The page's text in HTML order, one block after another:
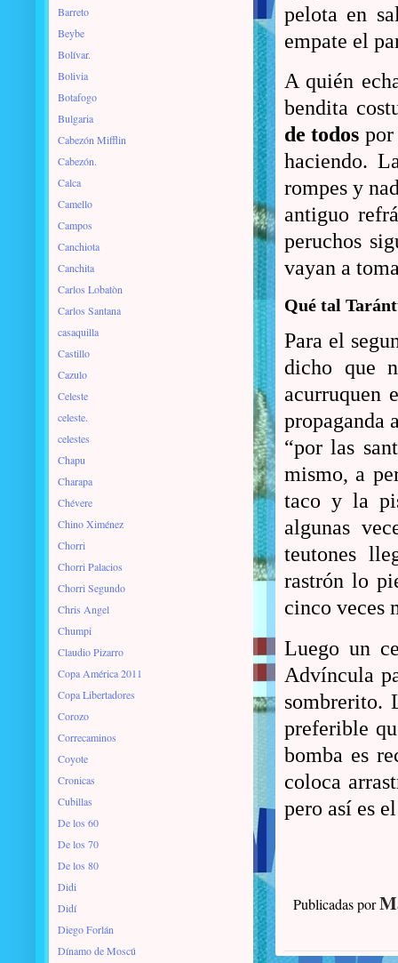
pelota en
empate el
A quién
bendita
de todos por
haciendo.
rompes y
antiguo
peruchos
vayan a
Qué tal
Para el
dicho que
acurruquen
propaganda
“por las
mismo, a
taco y la
algunas
teutones
rastrón lo
cinco veces
Luego un
Advíncula
sombrerito.
preferible
bomba es
coloca
pero así es
Publicadas por
Barreto
Beybe
Bolívar.
Bolivia
Botafogo
Bulgaria
Cabezón Mifflin
Cabezón.
Calca
Camello
Campos
Canchiota
Canchita
Carlos Lobatòn
Carlos Santana
casaquilla
Castillo
Cazulo
Celeste
celeste.
celestes
Chapu
Charapa
Chévere
Chino Ximénez
Chorri
Chorri Palacios
Chorri Segundo
Chris Angel
Chumpi
Claudio Pizarro
Copa América 2011
Copa Libertadores
Corozo
Correcaminos
Coyote
Cronicas
Cubillas
De los 60
De los 70
De los 80
Didi
Didí
Diego Forlán
Dínamo de Moscú